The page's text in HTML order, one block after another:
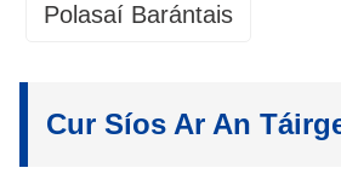
Polasaí Barántais
Cur Síos Ar An
agus indéanta do na táirgí.
Mar mhonarcha Monaróra Trealamh Bunaidh
tréimhse bliana ón dáta seachadta chuig an